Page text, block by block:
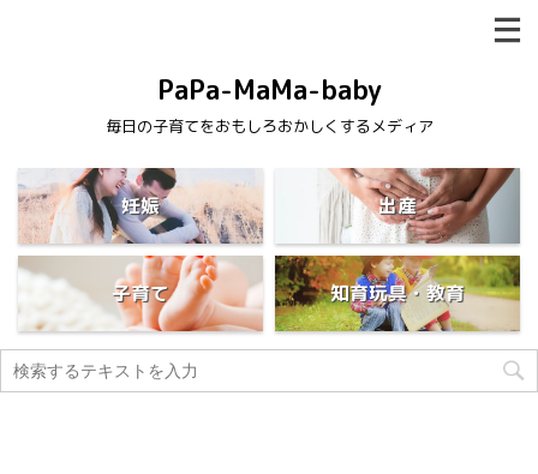
PaPa-MaMa-baby
毎日の子育てをおもしろおかしくするメディア
妊娠 出産
子育て 知育玩具・教育